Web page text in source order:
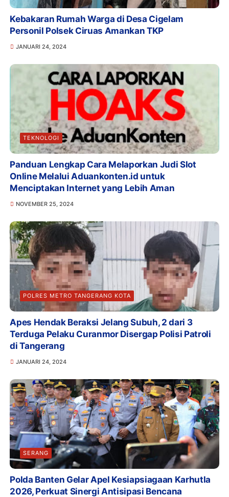
Kebakaran Rumah Warga di Desa Cigelam
Personil Polsek Ciruas Amankan TKP
JANUARI 24, 2024
TEKNOLOGI
Panduan Lengkap Cara Melaporkan Judi Slot
Online Melalui Aduankonten.id untuk
Menciptakan Internet yang Lebih Aman
NOVEMBER 25, 2024
POLRES METRO TANGERANG KOTA
Apes Hendak Beraksi Jelang Subuh, 2 dari 3
Terduga Pelaku Curanmor Disergap Polisi Patroli
di Tangerang
JANUARI 24, 2024
SERANG
Polda Banten Gelar Apel Kesiapsiagaan Karhutla
2026, Perkuat Sinergi Antisipasi Bencana